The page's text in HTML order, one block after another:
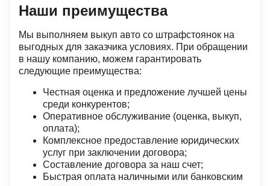
Наши преимущества
Мы выполняем выкуп авто со штрафстоянок на
выгодных для заказчика условиях. При обращении
в нашу компанию, можем гарантировать
следующие преимущества:
Честная оценка и предложение лучшей цены
среди конкурентов;
Оперативное обслуживание (оценка, выкуп,
оплата);
Комплексное предоставление юридических
услуг при заключении договора;
Составление договора за наш счет;
Быстрая оплата наличными или банковским